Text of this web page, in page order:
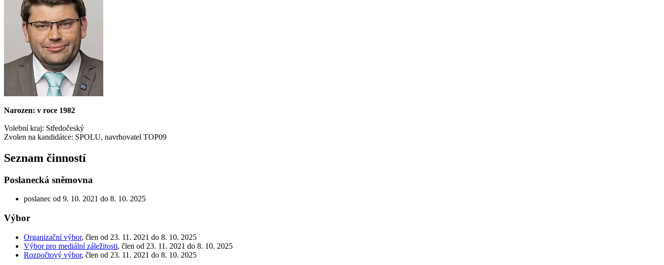
Narozen: v roce 1982
Volební kraj: Středočeský
Zvolen na kandidátce: SPOLU, navrhovatel TOP09
Seznam činností
Poslanecká sněmovna
poslanec od 9. 10. 2021 do 8. 10. 2025
Výbor
Organizační výbor, člen od 23. 11. 2021 do 8. 10. 2025
Výbor pro mediální záležitosti, člen od 23. 11. 2021 do 8. 10. 2025
Rozpočtový výbor, člen od 23. 11. 2021 do 8. 10. 2025